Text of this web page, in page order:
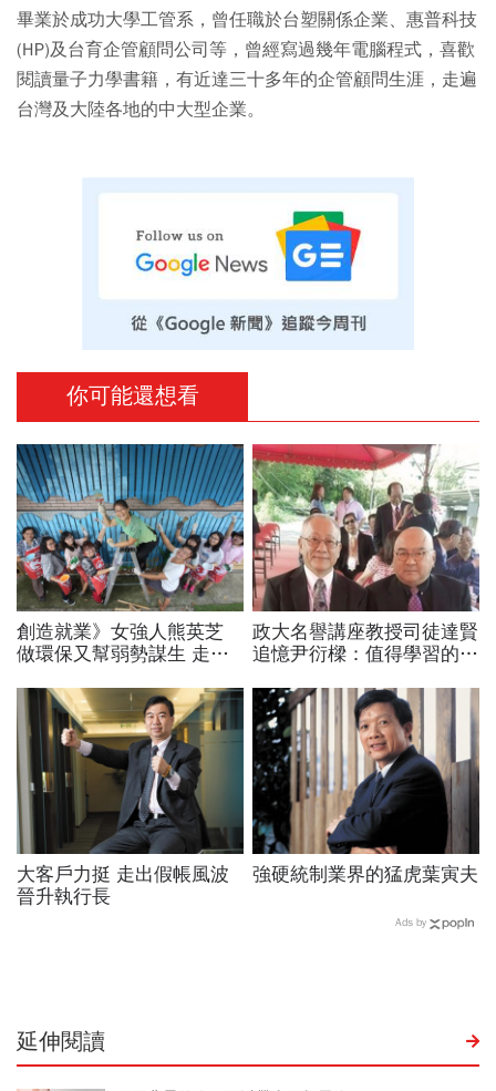
畢業於成功大學工管系，曾任職於台塑關係企業、惠普科技
(HP)及台育企管顧問公司等，曾經寫過幾年電腦程式，喜歡
閱讀量子力學書籍，有近達三十多年的企管顧問生涯，走遍
台灣及大陸各地的中大型企業。
你可能還想看
創造就業》女強人熊英芝
做環保又幫弱勢謀生 走出
木回收
政大名譽講座教授司徒達賢
追憶尹衍樑：值得學習的一
大客戶力挺 走出假帳風波
晉升執行長
強硬統制業界的猛虎葉寅夫
Ads by
延伸閱讀